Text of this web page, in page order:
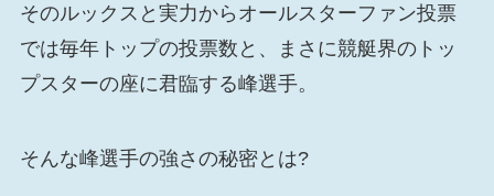
そのルックスと実力からオールスターファン投票
では毎年トップの投票数と、まさに競艇界のトッ
プスターの座に君臨する峰選手。
そんな峰選手の強さの秘密とは?